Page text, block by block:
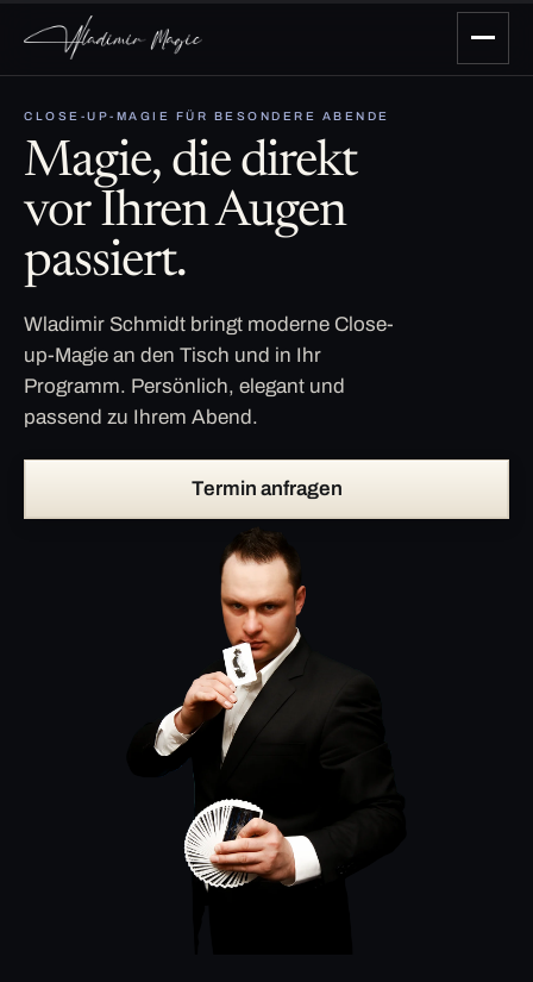
CLOSE-UP-MAGIE FÜR BESONDERE ABENDE
Magie, die direkt
vor Ihren Augen
passiert.
Wladimir Schmidt bringt moderne Close-
up-Magie an den Tisch und in Ihr
Programm. Persönlich, elegant und
passend zu Ihrem Abend.
Termin anfragen